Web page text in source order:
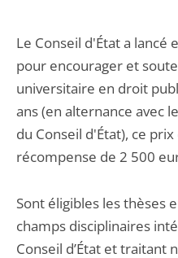
Le Conseil d'État a lancé
pour encourager et
universitaire en droit
ans (en alternance avec
du Conseil d'État), ce
récompense de 2 500
Sont éligibles les thèses
champs disciplinaires
Conseil d’État et traitant